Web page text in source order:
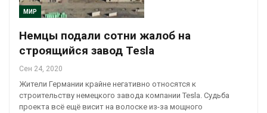
МИР
Немцы подали сотни жалоб на
строящийся завод Tesla
Сен 24, 2020
Жители Германии крайне негативно относятся к
строительству немецкого завода компании Tesla. Судьба
проекта всё ещё висит на волоске из-за мощного